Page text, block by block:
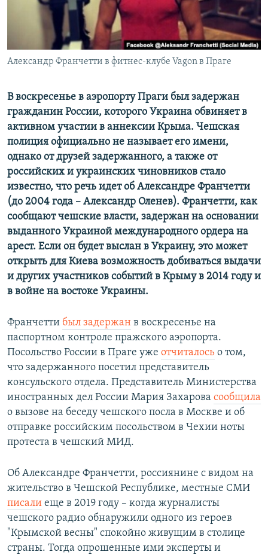
СОЦИАЛЬНЫЕ СЕТИ
Все сайты РСЕ/РС
Александр Франчетти в фитнес-клубе Vagon в Праге
В воскресенье в аэропорту Праги был задержан
гражданин России, которого Украина обвиняет в
активном участии в аннексии Крыма. Чешская
полиция официально не называет его имени,
однако от друзей задержанного, а также от
российских и украинских чиновников стало
известно, что речь идет об Александре Франчетти
(до 2004 года – Александр Оленев). Франчетти, как
сообщают чешские власти, задержан на основании
выданного Украиной международного ордера на
арест. Если он будет выслан в Украину, это может
открыть для Киева возможность добиваться выдачи
и других участников событий в Крыму в 2014 году и
в войне на востоке Украины.
Франчетти был задержан в воскресенье на
паспортном контроле пражского аэропорта.
Посольство России в Праге уже отчиталось о том,
что задержанного посетил представитель
консульского отдела. Представитель Министерства
иностранных дел России Мария Захарова сообщила
о вызове на беседу чешского посла в Москве и об
отправке российским посольством в Чехии ноты
протеста в чешский МИД.
Об Александре Франчетти, россиянине с видом на
жительство в Чешской Республике, местные СМИ
писали еще в 2019 году – когда журналисты
чешского радио обнаружили одного из героев
"Крымской весны" спокойно живущим в столице
страны. Тогда опрошенные ими эксперты и